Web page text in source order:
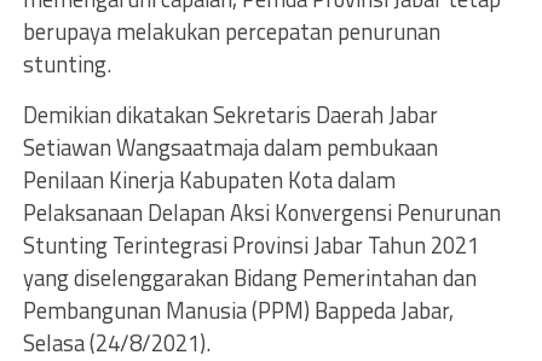
berupaya melakukan percepatan penurunan
stunting.
Demikian dikatakan Sekretaris Daerah Jabar
Setiawan Wangsaatmaja dalam pembukaan
Penilaan Kinerja Kabupaten Kota dalam
Pelaksanaan Delapan Aksi Konvergensi Penurunan
Stunting Terintegrasi Provinsi Jabar Tahun 2021
yang diselenggarakan Bidang Pemerintahan dan
Pembangunan Manusia (PPM) Bappeda Jabar,
Selasa (24/8/2021).